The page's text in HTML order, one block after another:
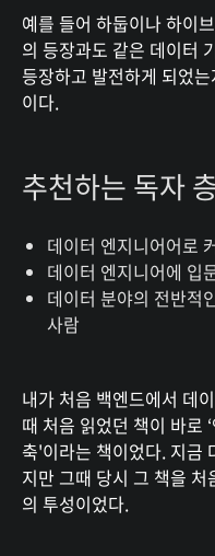
예를 들어 하둡이나 하이
의 등장과도 같은 데이터
등장하고 발전하게 되었
이다.
추천하는 독자
데이터 엔지니어어로
데이터 엔지니어에 입
데이터 분야의 전반적
사람
내가 처음 백엔드에서 데
때 처음 읽었던 책이 바로
축'이라는 책이었다. 지금
지만 그때 당시 그 책을
의 투성이었다.